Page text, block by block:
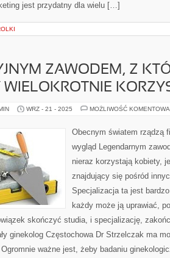
jest przydatny dla wielu […]
ZAWODEM, Z
WIELOKROTNIE
WRZ - 21 - 2025 MOŻLIWOŚĆ
Obecnym światem rządzą
wygląd Legendarnym
nieraz korzystają kobiety,
znajdujący się pośród
Specjalizacja ta jest
każdy może ją uprawiać,
skończyć studia, i specjalizację,
ginekolog Częstochowa Dr Strzelczak ma
Ogromnie ważne jest, żeby badaniu